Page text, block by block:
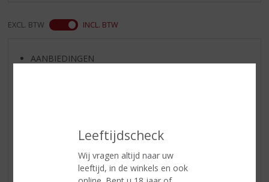
Leeftijdscheck
Wij vragen altijd naar uw
leeftijd, in de winkels en ook
EXCL. BTW INCL. BTW
AANBIEDINGEN
WIJN VAN DE MAAND
WHISKY VAN DE MAAND
RUM VAN DE MAAND